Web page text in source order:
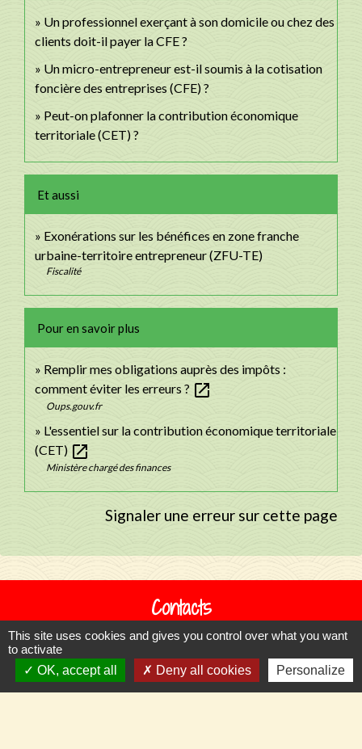
Un professionnel exerçant à son domicile ou chez des
clients doit-il payer la CFE ?
Un micro-entrepreneur est-il soumis à la cotisation
foncière des entreprises (CFE) ?
Peut-on plafonner la contribution économique
territoriale (CET) ?
Et aussi
Exonérations sur les bénéfices en zone franche
urbaine-territoire entrepreneur (ZFU-TE)
Fiscalité
Pour en savoir plus
Remplir mes obligations auprès des impôts :
comment éviter les erreurs ? open_in_new
Oups.gouv.fr
L'essentiel sur la contribution économique territoriale
(CET) open_in_new
Ministère chargé des finances
Signaler une erreur sur cette page
Contacts
Commune de Llupia
15, carrer de la Dû
66300 Llupia - FRANCE
This site uses cookies and gives you control over what you want
to activate
OK, accept all
Deny all cookies Personalize